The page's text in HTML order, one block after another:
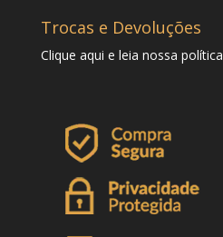
Trocas e Devoluções
Clique aqui e leia nossa política